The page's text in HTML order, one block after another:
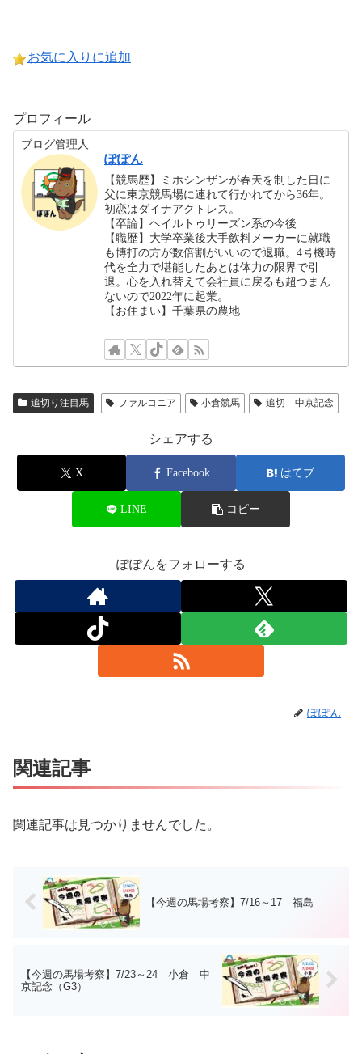
お気に入りに追加
プロフィール
ブログ管理人
ぽぽん
【競馬歴】ミホシンザンが春天を制した日に
父に東京競馬場に連れて行かれてから36年。
初恋はダイナアクトレス。
【卒論】ヘイルトゥリーズン系の今後
【職歴】大学卒業後大手飲料メーカーに就職
も博打の方が数倍割がいいので退職。4号機時
代を全力で堪能したあとは体力の限界で引
退。心を入れ替えて会社員に戻るも超つまん
ないので2022年に起業。
【お住まい】千葉県の農地
追切り注目馬 ファルコニア 小倉競馬 追切 中京記念
シェアする
X Facebook はてブ
LINE コピー
ぽぽんをフォローする
ぽぽん
関連記事
関連記事は見つかりませんでした。
【今週の馬場考察】7/16～17 福島
【今週の馬場考察】7/23～24 小倉 中
京記念（G3）